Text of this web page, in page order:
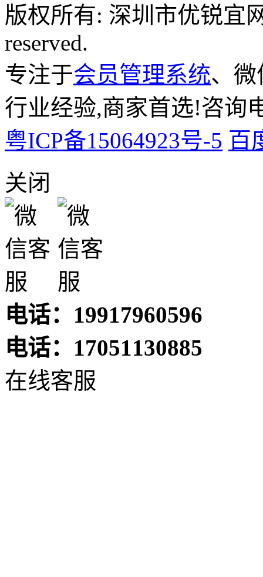
版权所有: 深圳市优锐宜
reserved.
专注于会员管理系统、
行业经验,商家首选!咨询
粤ICP备15064923号-5 百
关闭
电话：19917960596
电话：17051130885
在线客服